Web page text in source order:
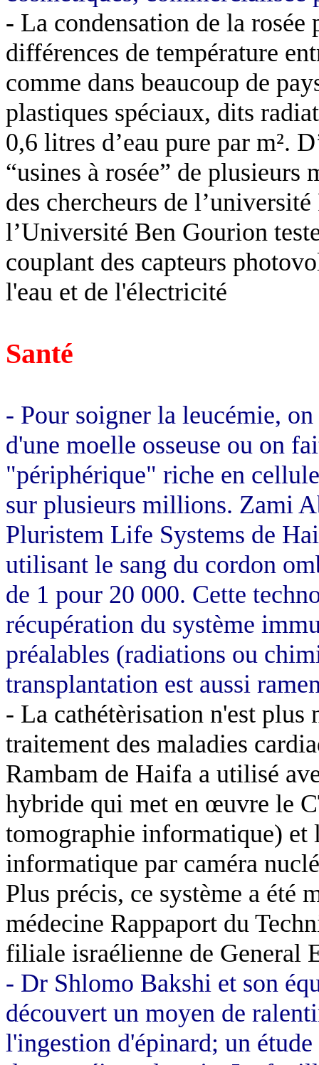
- La condensation de la
différences de température
comme dans beaucoup de
plastiques spéciaux, dits
0,6 litres d’eau pure par m².
“usines à rosée” de
des chercheurs de
l’Université Ben Gourion
couplant des capteurs
l'eau et de l'électricité
Santé
- Pour soigner la leucémie,
d'une moelle osseuse ou on
"périphérique" riche en
sur plusieurs millions. Zami
Pluristem Life Systems de
utilisant le sang du cordon
de 1 pour 20 000. Cette
récupération du système
préalables (radiations ou
transplantation est aussi
- La cathétèrisation n'est plus
traitement des maladies
Rambam de Haifa a utilisé
hybride qui met en œuvre le
tomographie informatique) et
informatique par caméra
Plus précis, ce système a été
médecine Rappaport du
filiale israélienne de General
- Dr Shlomo Bakshi et son
découvert un moyen de
l'ingestion d'épinard; un